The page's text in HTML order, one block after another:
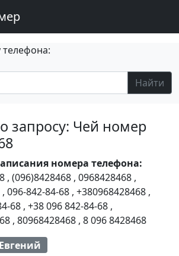
Найти
запросу: Чей номер
номера телефона:
, (096)8428468 , 0968428468 ,
, 096-842-84-68 , +380968428468 ,
68 , +38 096 842-84-68 ,
, 80968428468 , 8 096 8428468
Евгений